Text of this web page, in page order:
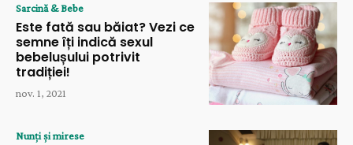
Sarcină & Bebe
Este fată sau băiat? Vezi ce
semne îți indică sexul
bebelușului potrivit
tradiției!
nov. 1, 2021
Nunți și mirese